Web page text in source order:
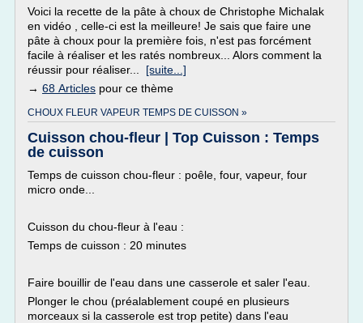
Voici la recette de la pâte à choux de Christophe Michalak
en vidéo , celle-ci est la meilleure! Je sais que faire une
pâte à choux pour la première fois, n'est pas forcément
facile à réaliser et les ratés nombreux... Alors comment la
réussir pour réaliser... [suite...]
→ 68 Articles pour ce thème
CHOUX FLEUR VAPEUR TEMPS DE CUISSON »
Cuisson chou-fleur | Top Cuisson : Temps
de cuisson
Temps de cuisson chou-fleur : poêle, four, vapeur, four
micro onde...
Cuisson du chou-fleur à l'eau :
Temps de cuisson : 20 minutes
Faire bouillir de l'eau dans une casserole et saler l'eau.
Plonger le chou (préalablement coupé en plusieurs
morceaux si la casserole est trop petite) dans l'eau